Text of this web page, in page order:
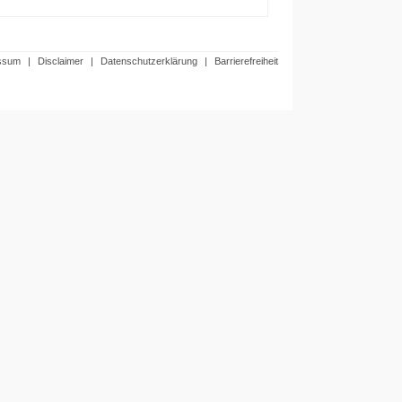
| Disclaimer | Datenschutzerklärung | Barrierefreiheit